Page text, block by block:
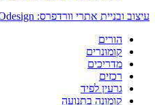
עיצוב ובניית אתרי וורדפרס: Odesign
הורים
קומונרים
מדריכים
רכזים
גרעין לפיד
קומונה בתנועה